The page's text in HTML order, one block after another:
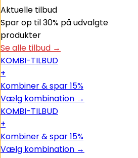
Aktuelle tilbud
Spar op til 30% på udvalgte
produkter
Se alle tilbud →
KOMBI-TILBUD
+
Kombiner & spar 15%
Vælg kombination →
KOMBI-TILBUD
+
Kombiner & spar 15%
Vælg kombination →